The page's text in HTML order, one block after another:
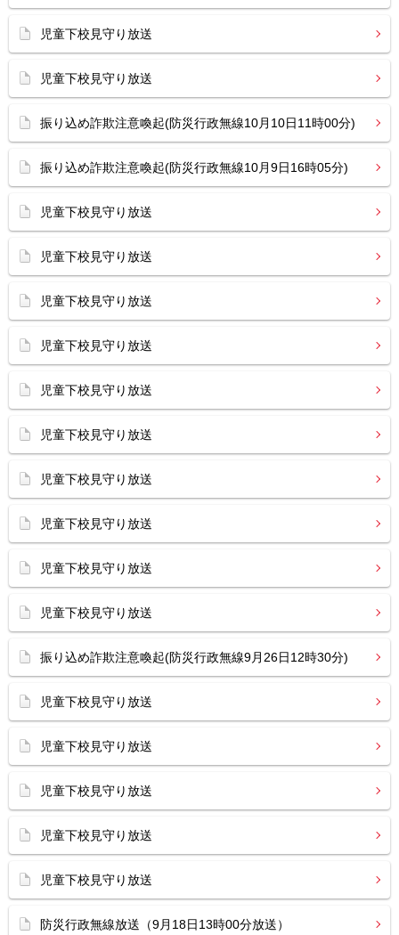
児童下校見守り放送
児童下校見守り放送
振り込め詐欺注意喚起(防災行政無線10月10日11時00分)
振り込め詐欺注意喚起(防災行政無線10月9日16時05分)
児童下校見守り放送
児童下校見守り放送
児童下校見守り放送
児童下校見守り放送
児童下校見守り放送
児童下校見守り放送
児童下校見守り放送
児童下校見守り放送
児童下校見守り放送
児童下校見守り放送
振り込め詐欺注意喚起(防災行政無線9月26日12時30分)
児童下校見守り放送
児童下校見守り放送
児童下校見守り放送
児童下校見守り放送
児童下校見守り放送
防災行政無線放送（9月18日13時00分放送）